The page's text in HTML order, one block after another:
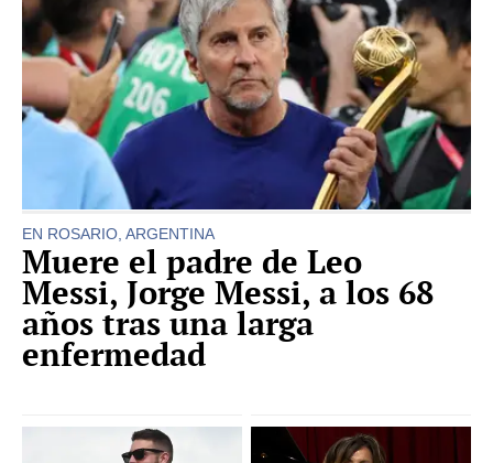
EN ROSARIO, ARGENTINA
Muere el padre de Leo
Messi, Jorge Messi, a los 68
años tras una larga
enfermedad